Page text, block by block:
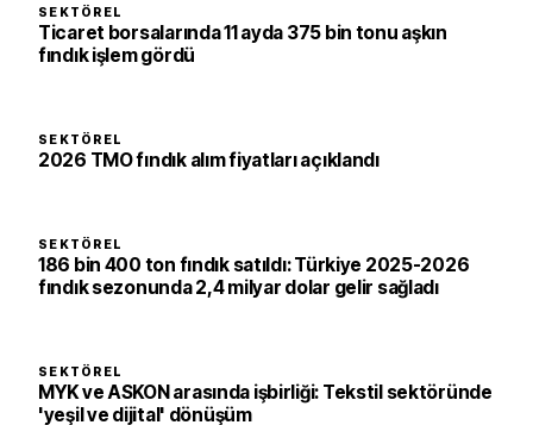
SEKTÖREL
Ticaret borsalarında 11 ayda 375 bin tonu aşkın
fındık işlem gördü
SEKTÖREL
2026 TMO fındık alım fiyatları açıklandı
SEKTÖREL
186 bin 400 ton fındık satıldı: Türkiye 2025-2026
fındık sezonunda 2,4 milyar dolar gelir sağladı
SEKTÖREL
MYK ve ASKON arasında işbirliği: Tekstil sektöründe
'yeşil ve dijital' dönüşüm